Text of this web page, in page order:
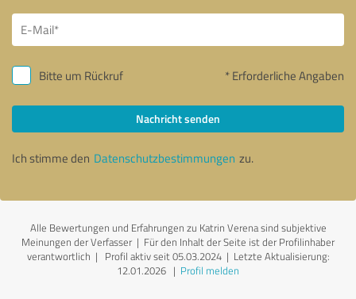
Bitte um Rückruf * Erforderliche Angaben
Nachricht senden
Ich stimme den Datenschutzbestimmungen zu.
Alle Bewertungen und Erfahrungen zu Katrin Verena sind subjektive
Meinungen der Verfasser | Für den Inhalt der Seite ist der Profilinhaber
verantwortlich | Profil aktiv seit 05.03.2024 | Letzte Aktualisierung:
12.01.2026 | Profil melden